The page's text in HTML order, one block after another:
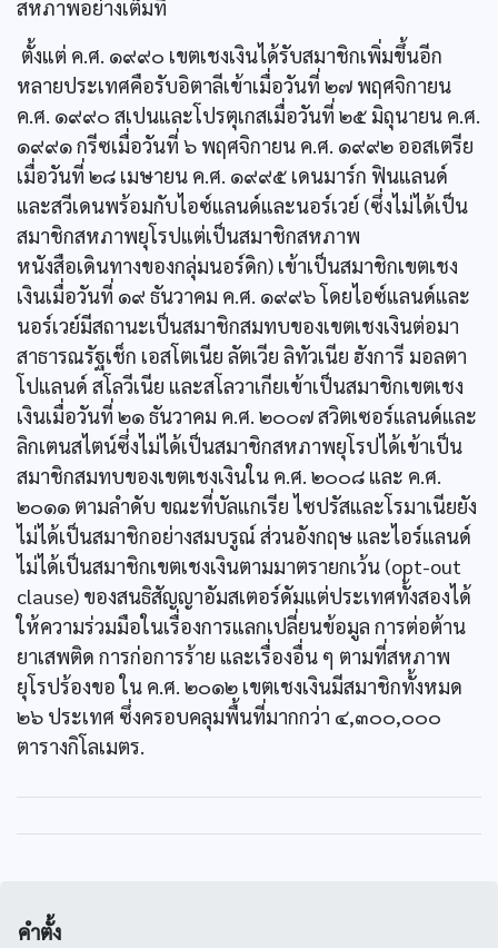
สหภาพอย่างเต็มที่
ตั้งแต่ ค.ศ. ๑๙๙๐ เขตเชงเงินได้รับสมาชิกเพิ่มขึ้นอีก
หลายประเทศคือรับอิตาลีเข้าเมื่อวันที่ ๒๗ พฤศจิกายน
ค.ศ. ๑๙๙๐ สเปนและโปรตุเกสเมื่อวันที่ ๒๕ มิถุนายน ค.ศ.
๑๙๙๑ กรีซเมื่อวันที่ ๖ พฤศจิกายน ค.ศ. ๑๙๙๒ ออสเตรีย
เมื่อวันที่ ๒๘ เมษายน ค.ศ. ๑๙๙๕ เดนมาร์ก ฟินแลนด์
และสวีเดนพร้อมกับไอซ์แลนด์และนอร์เวย์ (ซึ่งไม่ได้เป็น
สมาชิกสหภาพยุโรปแต่เป็นสมาชิกสหภาพ
หนังสือเดินทางของกลุ่มนอร์ดิก) เข้าเป็นสมาชิกเขตเชง
เงินเมื่อวันที่ ๑๙ ธันวาคม ค.ศ. ๑๙๙๖ โดยไอซ์แลนด์และ
นอร์เวย์มีสถานะเป็นสมาชิกสมทบของเขตเชงเงินต่อมา
สาธารณรัฐเช็ก เอสโตเนีย ลัตเวีย ลิทัวเนีย ฮังการี มอลตา
โปแลนด์ สโลวีเนีย และสโลวาเกียเข้าเป็นสมาชิกเขตเชง
เงินเมื่อวันที่ ๒๑ ธันวาคม ค.ศ. ๒๐๐๗ สวิตเซอร์แลนด์และ
ลิกเตนสไตน์ซึ่งไม่ได้เป็นสมาชิกสหภาพยุโรปได้เข้าเป็น
สมาชิกสมทบของเขตเชงเงินใน ค.ศ. ๒๐๐๘ และ ค.ศ.
๒๐๑๑ ตามลำดับ ขณะที่บัลแกเรีย ไซปรัสและโรมาเนียยัง
ไม่ได้เป็นสมาชิกอย่างสมบรูณ์ ส่วนอังกฤษ และไอร์แลนด์
ไม่ได้เป็นสมาชิกเขตเชงเงินตามมาตรายกเว้น (opt-out
clause) ของสนธิสัญญาอัมสเตอร์ดัมแต่ประเทศทั้งสองได้
ให้ความร่วมมือในเรื่องการแลกเปลี่ยนข้อมูล การต่อต้าน
ยาเสพติด การก่อการร้าย และเรื่องอื่น ๆ ตามที่สหภาพ
ยุโรปร้องขอ ใน ค.ศ. ๒๐๑๒ เขตเชงเงินมีสมาชิกทั้งหมด
๒๖ ประเทศ ซึ่งครอบคลุมพื้นที่มากกว่า ๔,๓๐๐,๐๐๐
ตารางกิโลเมตร.
คำตั้ง